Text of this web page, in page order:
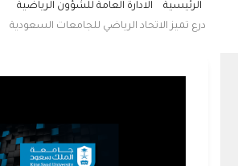
مسار
الرئيسية الادارة العامة للشؤون الرياضية
درع تميز الاتحاد الرياضي للجامعات السعودية